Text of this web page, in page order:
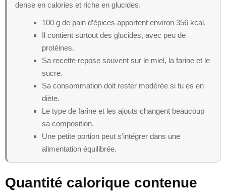
dense en calories et riche en glucides.
100 g de pain d’épices apportent environ 356 kcal.
Il contient surtout des glucides, avec peu de
protéines.
Sa recette repose souvent sur le miel, la farine et le
sucre.
Sa consommation doit rester modérée si tu es en
diète.
Le type de farine et les ajouts changent beaucoup
sa composition.
Une petite portion peut s’intégrer dans une
alimentation équilibrée.
Quantité calorique contenue